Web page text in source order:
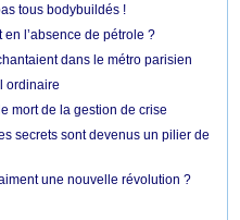
tous bodybuildés !
l’absence de pétrole ?
dans le métro parisien
ordinaire
mort de la gestion de crise
secrets sont devenus un pilier de
une nouvelle révolution ?